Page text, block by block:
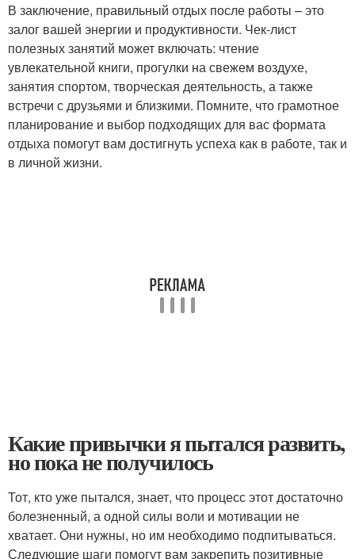
В заключение, правильный отдых после работы – это
залог вашей энергии и продуктивности. Чек-лист
полезных занятий может включать: чтение
увлекательной книги, прогулки на свежем воздухе,
занятия спортом, творческая деятельность, а также
встречи с друзьями и близкими. Помните, что грамотное
планирование и выбор подходящих для вас формата
отдыха помогут вам достигнуть успеха как в работе, так и
в личной жизни.
Какие привычки я пытался развить,
но пока не получилось
Тот, кто уже пытался, знает, что процесс этот достаточно
болезненный, а одной силы воли и мотивации не
хватает. Они нужны, но им необходимо подпитываться.
Следующие шаги помогут вам закрепить позитивные